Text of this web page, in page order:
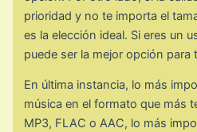
prioridad y no te importa el
es la elección ideal. Si eres un
puede ser la mejor opción para
En última instancia, lo más
música en el formato que más
MP3, FLAC o AAC, lo más